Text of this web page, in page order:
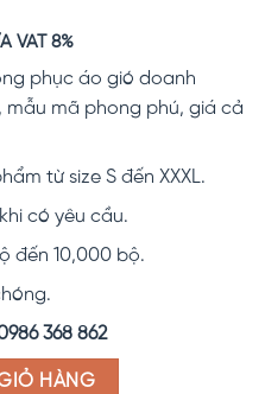
VAT 8%
phục áo gió doanh
mã phong phú, giá cả
từ size S đến XXXL.
có yêu cầu.
đến 10,000 bộ.
368 862
HÀNG